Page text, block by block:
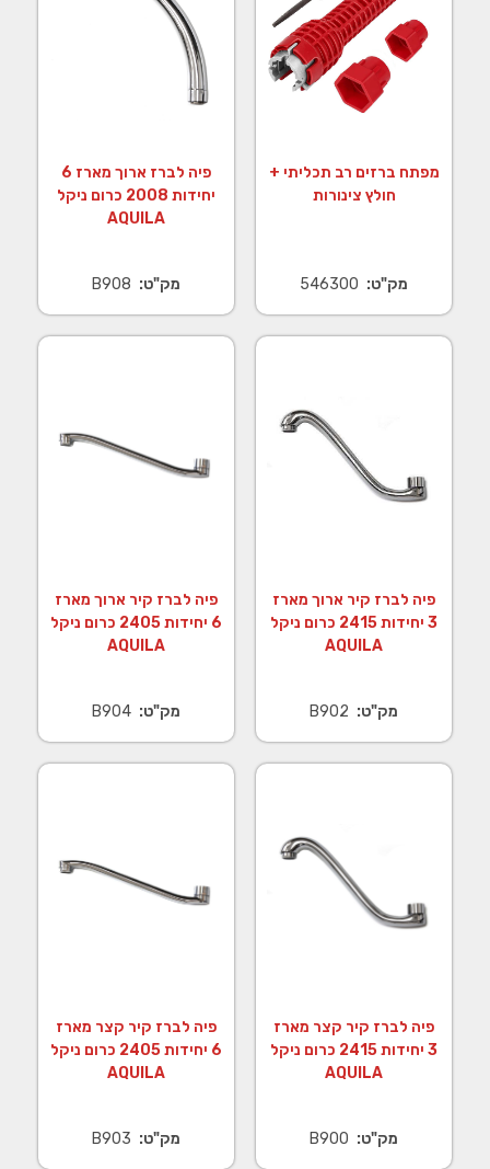
מפתח ברזים רב תכליתי +
חולץ צינורות
מק"ט: 546300
פיה לברז ארוך מארז 6
יחידות 2008 כרום ניקל
AQUILA
מק"ט: B908
פיה לברז קיר ארוך מארז
3 יחידות 2415 כרום ניקל
AQUILA
מק"ט: B902
פיה לברז קיר ארוך מארז
6 יחידות 2405 כרום ניקל
AQUILA
מק"ט: B904
פיה לברז קיר קצר מארז
3 יחידות 2415 כרום ניקל
AQUILA
מק"ט: B900
פיה לברז קיר קצר מארז
6 יחידות 2405 כרום ניקל
AQUILA
מק"ט: B903